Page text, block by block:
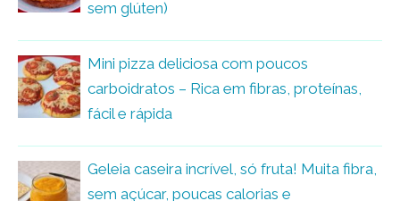
sem glúten)
Mini pizza deliciosa com poucos
carboidratos – Rica em fibras, proteínas,
fácil e rápida
Geleia caseira incrível, só fruta! Muita fibra,
sem açúcar, poucas calorias e